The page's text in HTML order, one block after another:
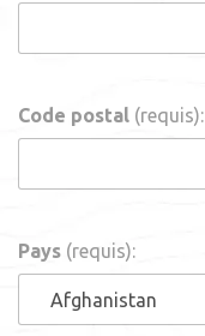
Code postal (requis):
Pays (requis):